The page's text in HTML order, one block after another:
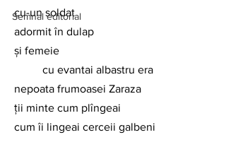
Semnal editorial
cu-un soldat
adormit în dulap
și femeie
	cu evantai albastru era
nepoata frumoasei Zaraza
ții minte cum plîngeai
cum îi lingeai cerceii galbeni